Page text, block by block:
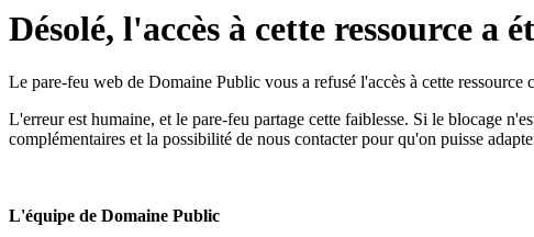
Désolé, l'accès à cette ressource a
Le pare-feu web de Domaine Public vous a refusé l'accès à cette ressource
L'erreur est humaine, et le pare-feu partage cette faiblesse. Si le blocage
complémentaires et la possibilité de nous contacter pour qu'on puisse
L'équipe de Domaine Public